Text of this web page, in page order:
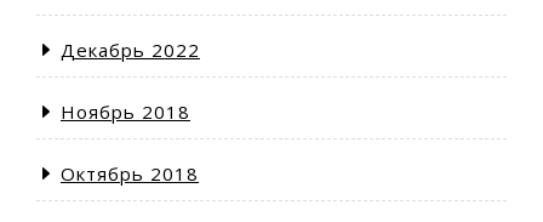
Декабрь 2022
Ноябрь 2018
Октябрь 2018